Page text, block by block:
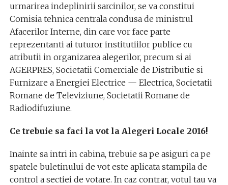
urmarirea indeplinirii sarcinilor, se va constitui
Comisia tehnica centrala condusa de ministrul
Afacerilor Interne, din care vor face parte
reprezentanti ai tuturor institutiilor publice cu
atributii in organizarea alegerilor, precum si ai
AGERPRES, Societatii Comerciale de Distributie si
Furnizare a Energiei Electrice — Electrica, Societatii
Romane de Televiziune, Societatii Romane de
Radiodifuziune.
Ce trebuie sa faci la vot la Alegeri Locale 2016!
Inainte sa intri in cabina, trebuie sa pe asiguri ca pe
spatele buletinului de vot este aplicata stampila de
control a sectiei de votare. In caz contrar, votul tau va